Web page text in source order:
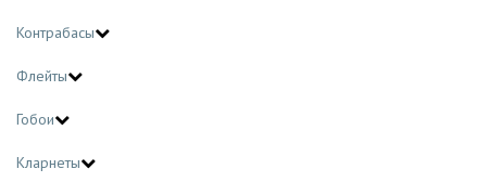
Контрабасы
Флейты
Гобои
Кларнеты